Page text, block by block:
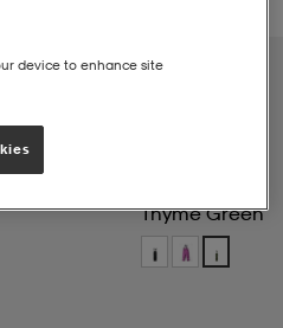
Thyme Green
device to enhance site